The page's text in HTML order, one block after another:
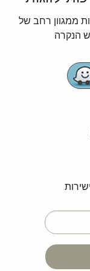
להתפנק בכורסאות
משותפת.
מאוחרת.
ממגוון רחב של
הנקרה